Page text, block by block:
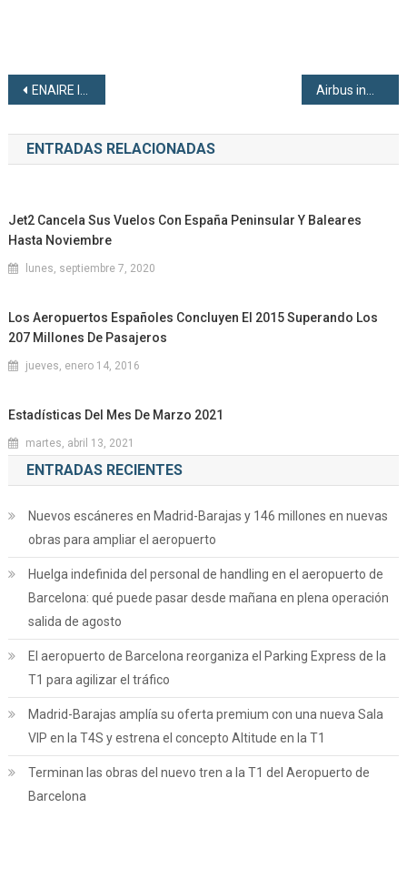
Navegación de entradas
ENAIRE lanza una nueva oferta de empleo para futuros controladores aéreos
ENTRADAS RELACIONADAS
Jet2 Cancela Sus Vuelos Con España Peninsular Y Baleares
Hasta Noviembre
lunes, septiembre 7, 2020
Los Aeropuertos Españoles Concluyen El 2015 Superando Los
207 Millones De Pasajeros
jueves, enero 14, 2016
Estadísticas Del Mes De Marzo 2021
martes, abril 13, 2021
ENTRADAS RECIENTES
Nuevos escáneres en Madrid-Barajas y 146 millones en nuevas
obras para ampliar el aeropuerto
Huelga indefinida del personal de handling en el aeropuerto de
Barcelona: qué puede pasar desde mañana en plena operación
salida de agosto
El aeropuerto de Barcelona reorganiza el Parking Express de la
T1 para agilizar el tráfico
Madrid-Barajas amplía su oferta premium con una nueva Sala
VIP en la T4S y estrena el concepto Altitude en la T1
Terminan las obras del nuevo tren a la T1 del Aeropuerto de
Barcelona